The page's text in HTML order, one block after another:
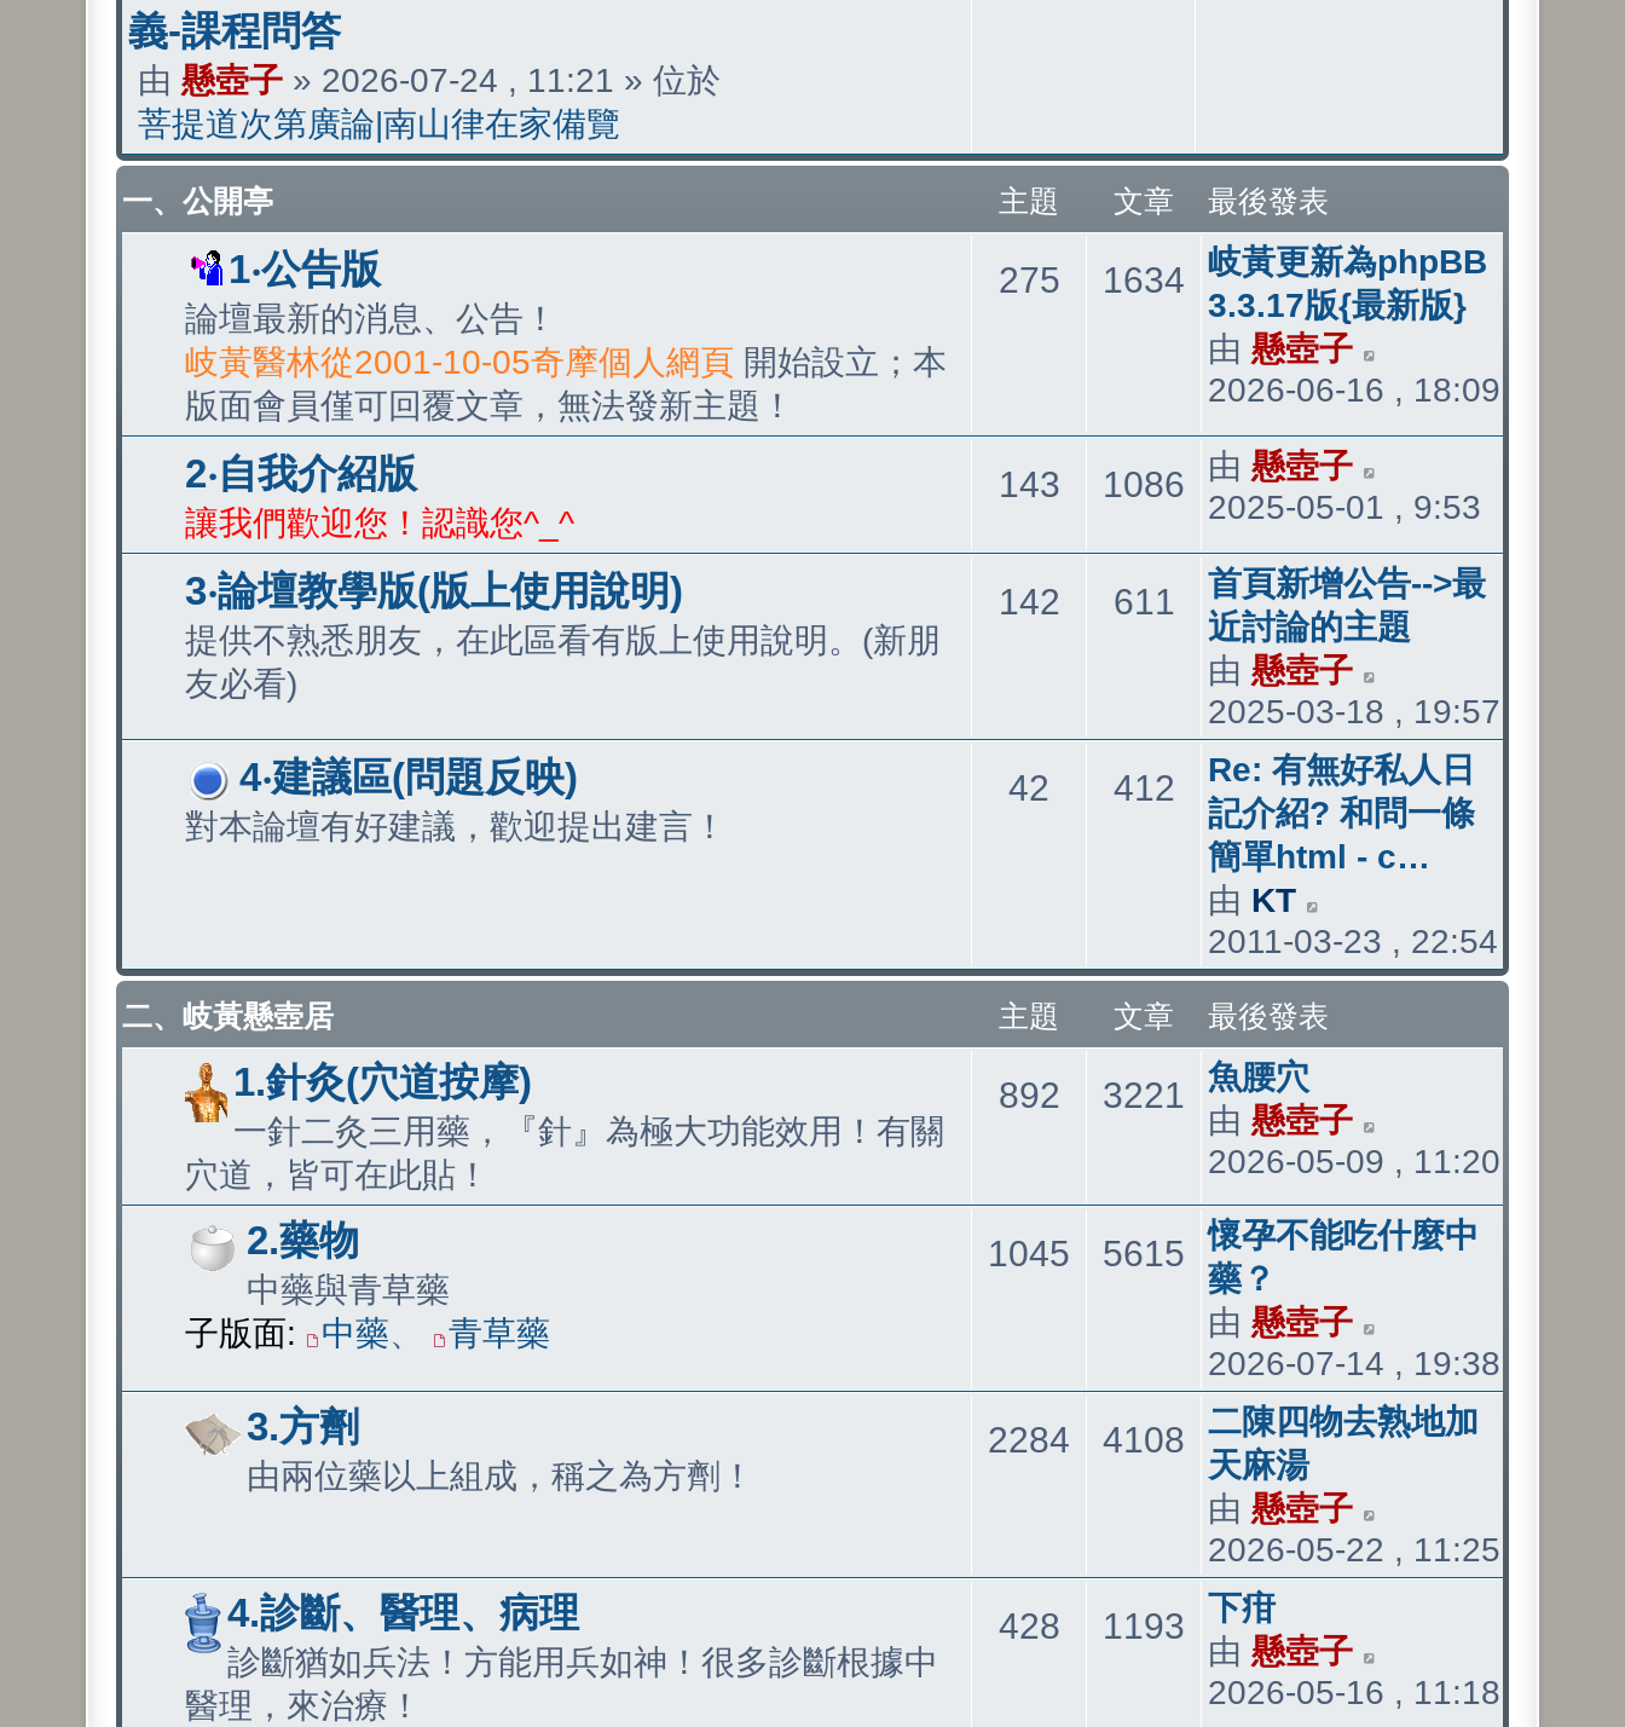
義-課程問答
由 懸壺子 » 2026-07-24 , 11:21 » 位於
菩提道次第廣論|南山律在家備覽
一、公開亭 主題 文章 最後發表
1‧公告版
論壇最新的消息、公告！
岐黃醫林從2001-10-05奇摩個人網頁 開始設立；本
版面會員僅可回覆文章，無法發新主題！
275主
1634 文
章
最
後
發
表
岐黃更新為phpBB
3.3.17版{最新版}
由 懸壺子
視
最
發
表
2026-06-16 , 18:09
2‧自我介紹版
讓我們歡迎您！認識您^_^
143主
題
1086 文
章
最
後
發
表
由 懸壺子
視
最
後
發
2025-05-01 , 9:53
3‧論壇教學版(版上使用說明)
提供不熟悉朋友，在此區看有版上使用說明。(新朋
友必看)
142 611
最
後
發
表
首頁新增公告-->最
近討論的主題
由 懸壺子
視
最
後
發
2025-03-18 , 19:57
4‧建議區(問題反映)
對本論壇有好建議，歡迎提出建言！
42 412 文最
後
發
表
Re: 有無好私人日
記介紹? 和問一條
簡單html - c…
由 KT
視
最
後
表
2011-03-23 , 22:54
二、岐黃懸壺居 主題 文章 最後發表
1.針灸(穴道按摩)
一針二灸三用藥，『針』為極大功能效用！有關
穴道，皆可在此貼！
892 3221 文
章
最
後
發
表
魚腰穴
由 懸壺子
視
最
後
2026-05-09 , 11:20
2.藥物
中藥與青草藥
子版面:
中藥、 青草藥
1045 主5615 文
章
最
後
發
表
懷孕不能吃什麼中
藥？
由 懸壺子
視
最
表
2026-07-14 , 19:38
3.方劑
由兩位藥以上組成，稱之為方劑！
2284 主4108 文
章
最
後
發
表
二陳四物去熟地加
天麻湯
由 懸壺子
視
發
2026-05-22 , 11:25
4.診斷、醫理、病理
診斷猶如兵法！方能用兵如神！很多診斷根據中
醫理，來治療！
428主
1193
章
最
後
發
下疳
由 懸壺子
視
2026-05-16 , 11:18